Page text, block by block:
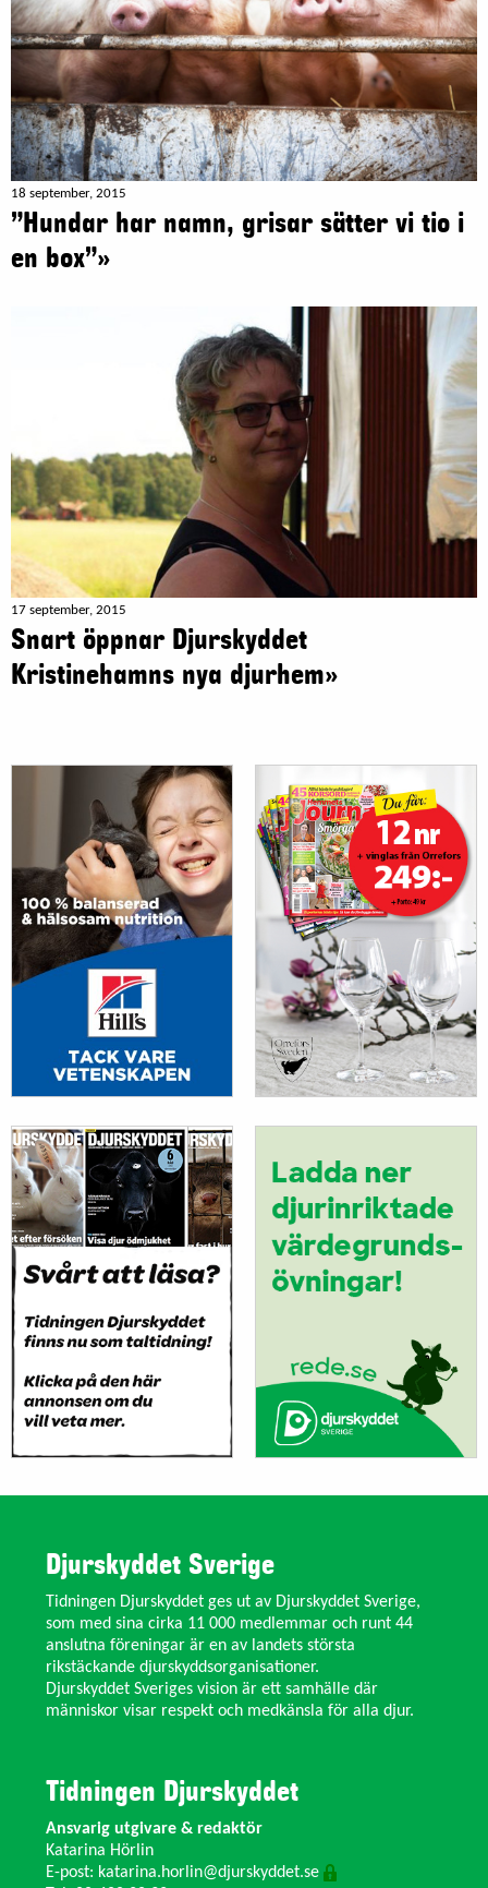
18 september, 2015
”Hundar har namn, grisar sätter vi tio i
en box”»
17 september, 2015
Snart öppnar Djurskyddet
Kristinehamns nya djurhem»
Djurskyddet Sverige
Tidningen Djurskyddet ges ut av Djurskyddet Sverige,
som med sina cirka 11 000 medlemmar och runt 44
anslutna föreningar är en av landets största
rikstäckande djurskyddsorganisationer.
Djurskyddet Sveriges vision är ett samhälle där
människor visar respekt och medkänsla för alla djur.
Tidningen Djurskyddet
Ansvarig utgivare & redaktör
Katarina Hörlin
E-post: katarina.horlin@djurskyddet.se